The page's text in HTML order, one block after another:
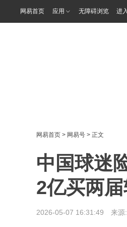
网易首页 应用 无障碍浏览 进
网易首页 > 网易号 > 正文
中国球迷
2亿买两
2026-05-07 16:31:49 来源: